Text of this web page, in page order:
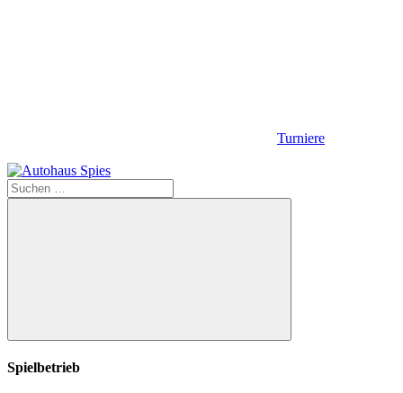
Turniere
Suchen
nach:
Suchen
Spielbetrieb